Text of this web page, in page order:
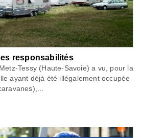
responsabilités
Tessy (Haute-Savoie) a vu, pour la
ayant déjà été illégalement occupée